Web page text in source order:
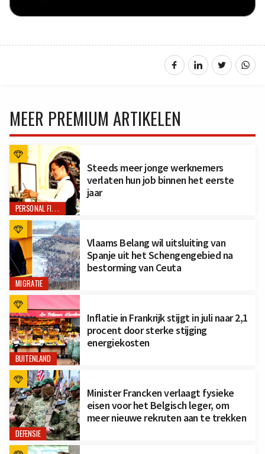
MEER PREMIUM ARTIKELEN
PERSONAL FINANCE
Steeds meer jonge werknemers
verlaten hun job binnen het eerste
jaar
MIGRATIE
Vlaams Belang wil uitsluiting van
Spanje uit het Schengengebied na
bestorming van Ceuta
BUITENLAND
Inflatie in Frankrijk stijgt in juli naar 2,1
procent door sterke stijging
energiekosten
DEFENSIE
Minister Francken verlaagt fysieke
eisen voor het Belgisch leger, om
meer nieuwe rekruten aan te trekken